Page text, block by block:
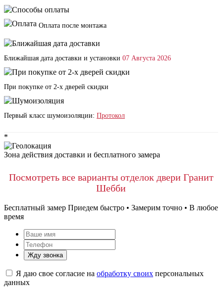
Оплата после монтажа
Ближайшая дата доставки и установки 07 Августа 2026
При покупке от 2-х дверей скидки
Первый класс шумоизоляции: Протокол
*
Зона действия доставки и бесплатного замера
Посмотреть все варианты отделок двери Гранит
Шебби
Бесплатный замер Приедем быстро • Замерим точно • В любое
время
Жду звонка
Я даю свое согласие на обработку своих персональных
данных